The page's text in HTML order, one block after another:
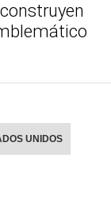
UNIDOS